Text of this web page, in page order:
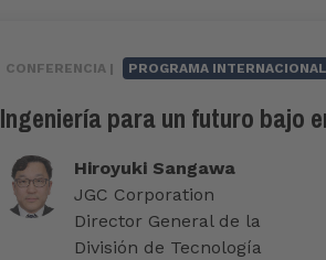
CONFERENCIA | PROGRAMA INTERNACIONAL
Ingeniería para un futuro bajo
Hiroyuki Sangawa
JGC Corporation
Director General de la
División de Tecnología